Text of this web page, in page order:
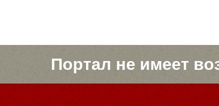
Портал не имеет